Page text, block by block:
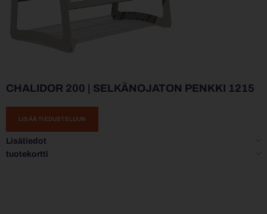
CHALIDOR 200 | SELKÄNOJATON PENKKI 1215
LISÄÄ TIEDUSTELUUN
Lisätiedot
tuotekortti